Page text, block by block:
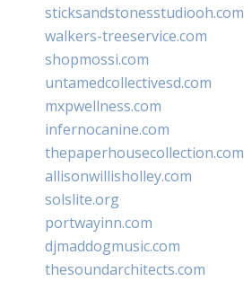
sticksandstonesstudiooh.com
walkers-treeservice.com
shopmossi.com
untamedcollectivesd.com
mxpwellness.com
infernocanine.com
thepaperhousecollection.com
allisonwillisholley.com
solslite.org
portwayinn.com
djmaddogmusic.com
thesoundarchitects.com